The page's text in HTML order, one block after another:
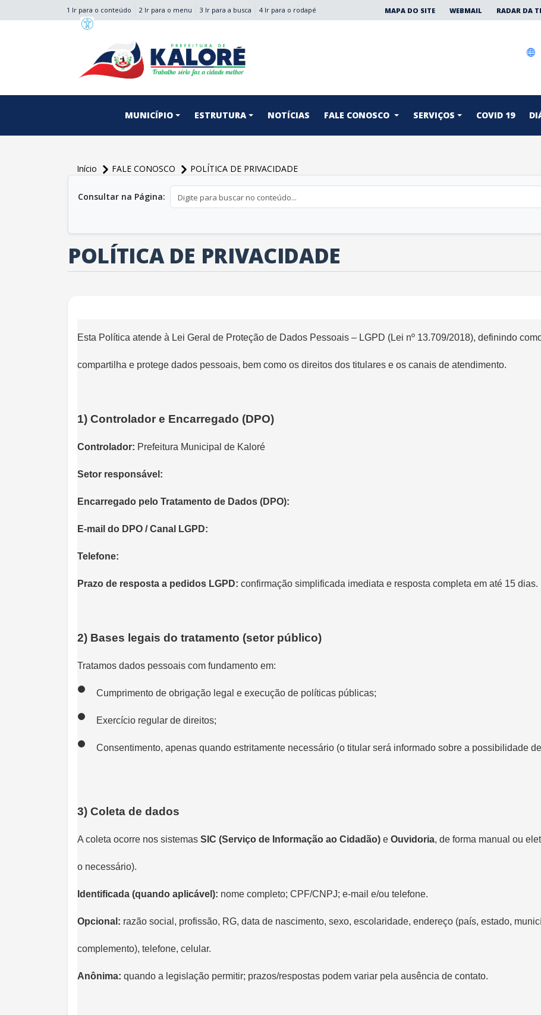
1 Ir para o conteúdo 2 Ir para o menu 3 Ir para a busca 4 Ir para o rodapé MAPA DO SITE WEBMAIL RADAR DA
MUNICÍPIO ESTRUTURA NOTÍCIAS FALE CONOSCO SERVIÇOS COVID 19
Início FALE CONOSCO
POLÍTICA DE PRIVACIDADE
Consultar na Página:
POLÍTICA DE PRIVACIDADE
Esta Política atende à Lei Geral de Proteção de Dados Pessoais – LGPD (Lei nº 13.709/2018), definindo
compartilha e protege dados pessoais, bem como os direitos dos titulares e os canais de atendimento.
1) Controlador e Encarregado (DPO)
Controlador: Prefeitura Municipal de Kaloré
Setor responsável:
Encarregado pelo Tratamento de Dados (DPO):
E-mail do DPO / Canal LGPD:
Telefone:
Prazo de resposta a pedidos LGPD: confirmação simplificada imediata e resposta completa em até 15 dias.
2) Bases legais do tratamento (setor público)
Tratamos dados pessoais com fundamento em:
Cumprimento de obrigação legal e execução de políticas públicas;
Exercício regular de direitos;
Consentimento, apenas quando estritamente necessário (o titular será informado sobre a possibilidade
3) Coleta de dados
A coleta ocorre nos sistemas SIC (Serviço de Informação ao Cidadão) e Ouvidoria, de forma manual ou
o necessário).
Identificada (quando aplicável): nome completo; CPF/CNPJ; e-mail e/ou telefone.
Opcional: razão social, profissão, RG, data de nascimento, sexo, escolaridade, endereço (país, estado,
complemento), telefone, celular.
Anônima: quando a legislação permitir; prazos/respostas podem variar pela ausência de contato.